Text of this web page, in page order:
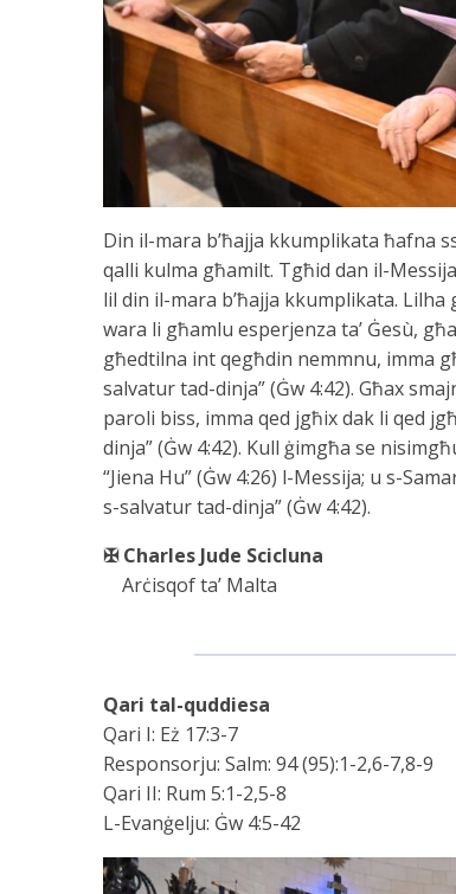
Din il-mara b’ħajja kkumplikata ħafna
qalli kulma għamilt. Tgħid dan il-
lil din il-mara b’ħajja kkumplikata.
wara li għamlu esperjenza ta’ Ġesù,
għedtilna int qegħdin nemmnu, imma
salvatur tad-dinja” (Ġw 4:42). Għax
paroli biss, imma qed jgħix dak li qed
dinja” (Ġw 4:42). Kull ġimgħa se
“Jiena Hu” (Ġw 4:26) l-Messija; u s-
s-salvatur tad-dinja” (Ġw 4:42).
✠ Charles Jude Scicluna
Arċisqof ta’ Malta
Qari tal-quddiesa
Qari I: Eż 17:3-7
Responsorju: Salm: 94 (95):1-2,6-7,8-9
Qari II: Rum 5:1-2,5-8
L-Evanġelju: Ġw 4:5-42